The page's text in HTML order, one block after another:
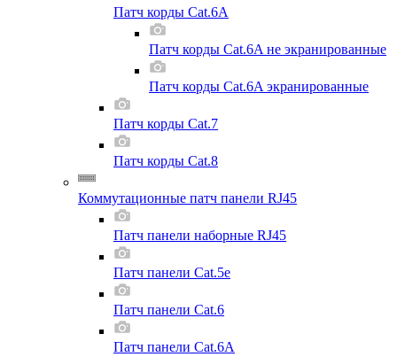
Патч корды Cat.6A
Патч корды Cat.6A не экранированные
Патч корды Cat.6A экранированные
Патч корды Cat.7
Патч корды Cat.8
Коммутационные патч панели RJ45
Патч панели наборные RJ45
Патч панели Cat.5e
Патч панели Cat.6
Патч панели Cat.6A